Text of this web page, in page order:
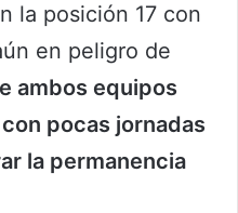
la posición 17 con
en peligro de
ambos equipos
pocas jornadas
la permanencia